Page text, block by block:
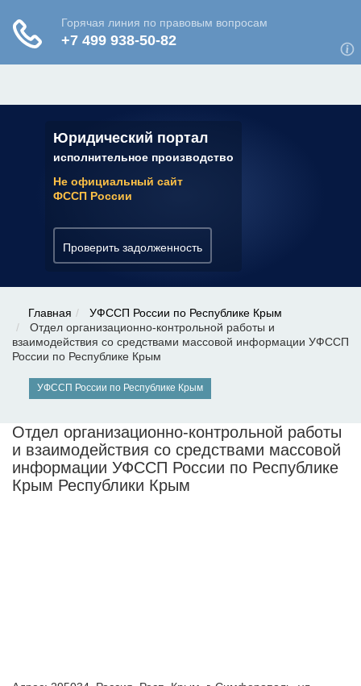
Юридический портал
исполнительное производство
Не официальный сайт
ФССП России
Проверить задолженность
✆ 7 (800) 350-22-64
Главная
УФССП России по Республике Крым
Отдел организационно-контрольной работы и
взаимодействия со средствами массовой информации УФССП
России по Республике Крым
УФССП России по Республике Крым
Отдел организационно-контрольной работы
и взаимодействия со средствами массовой
информации УФССП России по Республике
Крым Республики Крым